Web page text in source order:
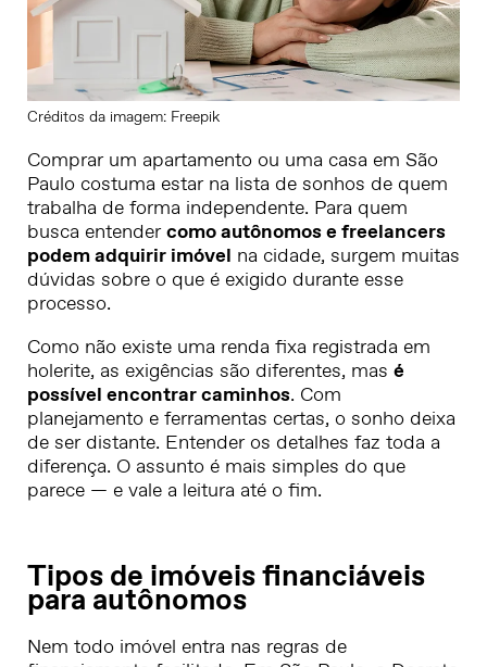
Créditos da imagem: Freepik
Comprar um apartamento ou uma casa em São
Paulo costuma estar na lista de sonhos de quem
trabalha de forma independente. Para quem
busca entendercomo autônomos e freelancers
podem adquirir imóvel na cidade, surgem muitas
dúvidas sobre o que é exigido durante esse
processo.
Como não existe uma renda fixa registrada em
holerite, as exigências são diferentes, mas é
possível encontrar caminhos. Com
planejamento e ferramentas certas, o sonho deixa
de ser distante. Entender os detalhes faz toda a
diferença. O assunto é mais simples do que
parece — e vale a leitura até o fim.
Tipos de imóveis financiáveis
para autônomos
Nem todo imóvel entra nas regras de